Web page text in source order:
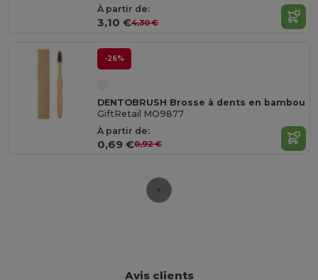
À partir de:
3,10 €4,30 €
-26%
DENTOBRUSH Brosse à dents en bambou
GiftRetail MO9877
À partir de:
0,69 €0,92 €
Avis clients